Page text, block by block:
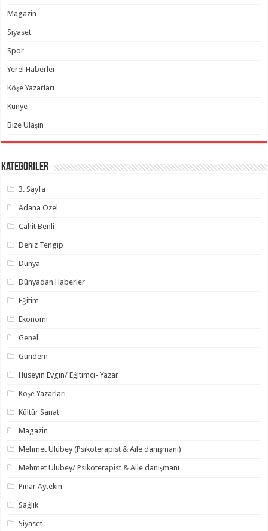
Magazin
Siyaset
Spor
Yerel Haberler
Köşe Yazarları
Künye
Bize Ulaşın
Kategoriler
3. Sayfa
Adana Özel
Cahit Benli
Deniz Tengip
Dünya
Dünyadan Haberler
Eğitim
Ekonomi
Genel
Gündem
Hüseyin Evgin/ Eğitimci- Yazar
Köşe Yazarları
Kültür Sanat
Magazin
Mehmet Ulubey (Psikoterapist & Aile danışmanı)
Mehmet Ulubey/ Psikoterapist & Aile danışmanı
Pınar Aytekin
Sağlık
Siyaset